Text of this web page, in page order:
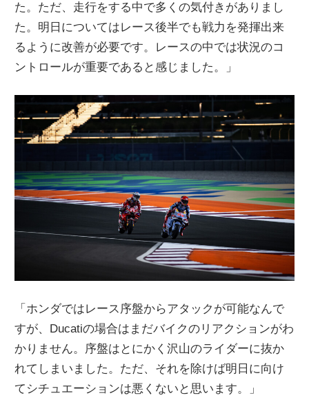
た。ただ、走行をする中で多くの気付きがありまし
た。明日についてはレース後半でも戦力を発揮出来
るように改善が必要です。レースの中では状況のコ
ントロールが重要であると感じました。」
「ホンダではレース序盤からアタックが可能なんで
すが、Ducatiの場合はまだバイクのリアクションがわ
かりません。序盤はとにかく沢山のライダーに抜か
れてしまいました。ただ、それを除けば明日に向け
てシチュエーションは悪くないと思います。」